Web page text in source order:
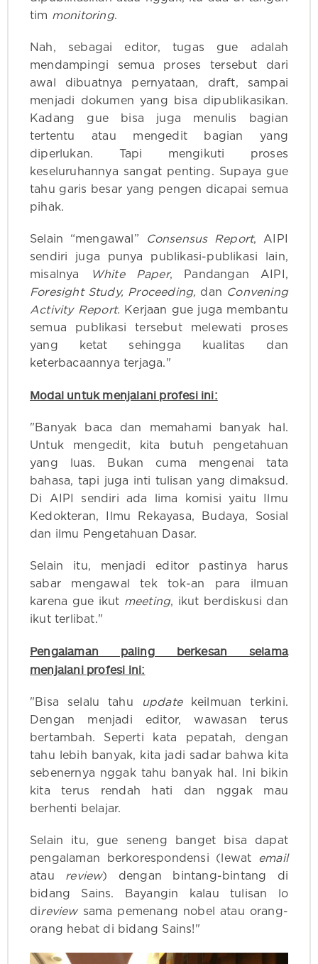
tim monitoring.
Nah, sebagai editor, tugas gue adalah
mendampingi semua proses tersebut dari
awal dibuatnya pernyataan, draft, sampai
menjadi dokumen yang bisa dipublikasikan.
Kadang gue bisa juga menulis bagian
tertentu atau mengedit bagian yang
diperlukan. Tapi mengikuti proses
keseluruhannya sangat penting. Supaya gue
tahu garis besar yang pengen dicapai semua
pihak.
Selain “mengawal” Consensus Report, AIPI
sendiri juga punya publikasi-publikasi lain,
misalnya
White Paper, Pandangan AIPI,
Foresight Study, Proceeding, dan Convening
Activity Report. Kerjaan gue juga membantu
semua publikasi tersebut melewati proses
yang ketat sehingga kualitas dan
keterbacaannya terjaga."
Modal untuk menjalani profesi ini:
"Banyak baca dan memahami banyak hal.
Untuk mengedit, kita butuh pengetahuan
yang luas. Bukan cuma mengenai tata
bahasa, tapi juga inti tulisan yang dimaksud.
Di AIPI sendiri ada lima komisi yaitu Ilmu
Kedokteran, Ilmu Rekayasa, Budaya, Sosial
dan ilmu Pengetahuan Dasar.
Selain itu, menjadi editor pastinya harus
sabar mengawal tek tok-an para ilmuan
karena gue ikut meeting, ikut berdiskusi dan
ikut terlibat."
Pengalaman paling berkesan selama
menjalani profesi ini:
"Bisa selalu tahu updatekeilmuan terkini.
Dengan menjadi editor, wawasan terus
bertambah. Seperti kata pepatah, dengan
tahu lebih banyak, kita jadi sadar bahwa kita
sebenernya nggak tahu banyak hal. Ini bikin
kita terus rendah hati dan nggak mau
berhenti belajar.
Selain itu, gue seneng banget bisa dapat
pengalaman berkorespondensi (lewat email
atau review) dengan bintang-bintang di
bidang Sains. Bayangin kalau tulisan lo
direviewsama pemenang nobel atau orang-
orang hebat di bidang Sains!"